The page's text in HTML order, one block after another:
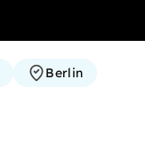
Berlin